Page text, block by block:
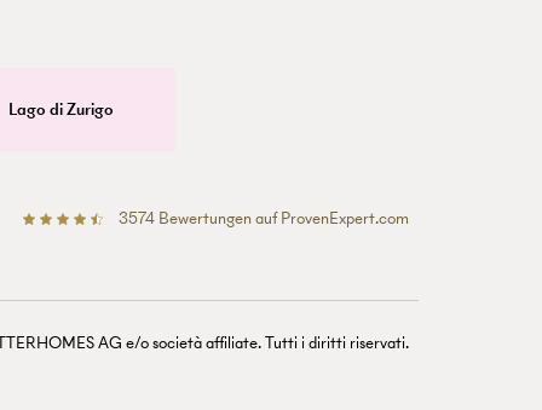
Lago di Zurigo
3574 Bewertungen auf ProvenExpert.com
AG e/o società affiliate. Tutti i diritti riservati.